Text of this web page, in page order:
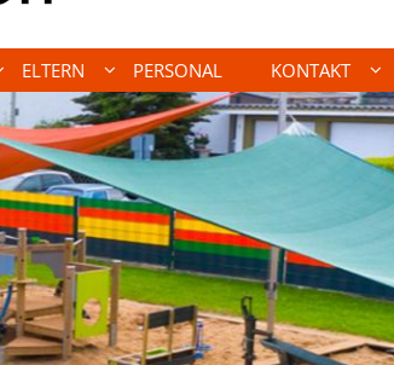
ELTERN PERSONAL KONTAKT